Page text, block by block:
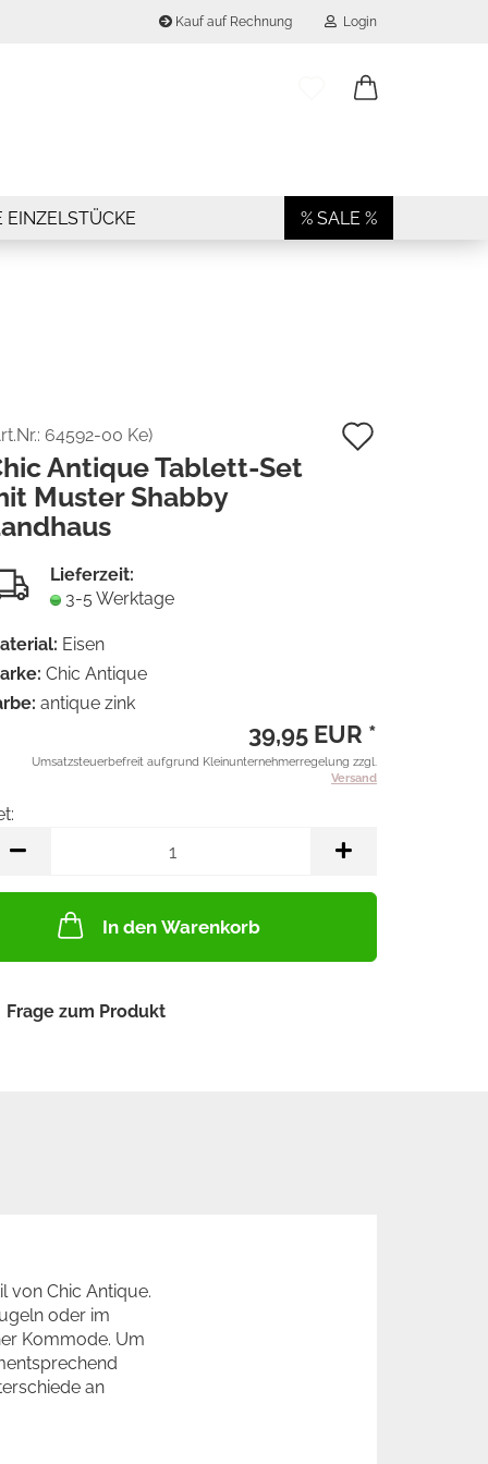
Kauf auf Rechnung Login
EINZELSTÜCKE % SALE %
64592-00 Ke)
Antique Tablett-Set
Muster Shabby
Lieferzeit:
3-5 Werktage
Eisen
Chic Antique
antique zink
39,95 EUR *
Umsatzsteuerbefreit aufgrund Kleinunternehmerregelung zzgl.
Versand
In den Warenkorb
Frage zum Produkt
von Chic Antique.
oder im
Kommode. Um
an